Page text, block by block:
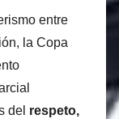
entre
la Copa
del respeto,